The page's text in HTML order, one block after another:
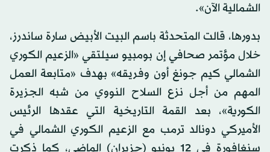
الشمالية الآن».
بدورها، قالت المتحدثة باسم البيت الأبيض سارة ساندرز،
خلال مؤتمر صحافي إن بومبيو سيلتقي «الزعيم الكوري
الشمالي كيم جونغ أون وفريقه» بهدف «متابعة العمل
المهم من أجل نزع السلاح النووي من شبه الجزيرة
الكورية»، بعد القمة التاريخية التي عقدها الرئيس
الأميركي دونالد ترمب مع الزعيم الكوري الشمالي في
سنغافورة في 12 يونيو (حزيران) الماضي، كما ذكرت